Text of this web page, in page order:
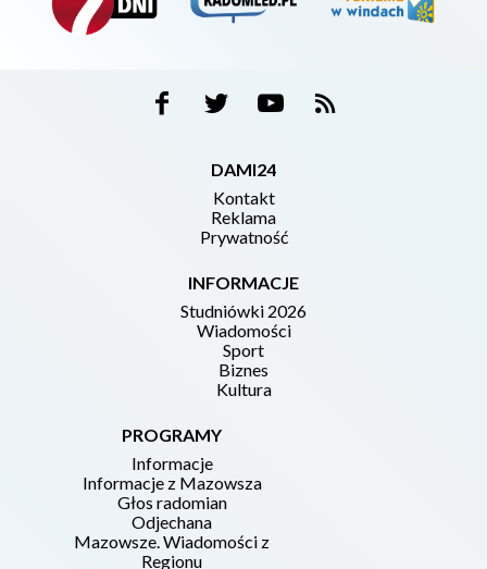
DAMI24
Kontakt
Reklama
Prywatność
INFORMACJE
Studniówki 2026
Wiadomości
Sport
Biznes
Kultura
PROGRAMY
Informacje
Informacje z Mazowsza
Głos radomian
Odjechana
Mazowsze. Wiadomości z
Regionu